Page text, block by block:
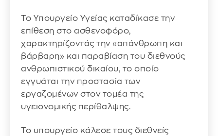
Το Υπουργείο Υγείας καταδίκασε την
επίθεση στο ασθενοφόρο,
χαρακτηρίζοντάς την «απάνθρωπη και
βάρβαρη» και παραβίαση του διεθνούς
ανθρωπιστικού δικαίου, το οποίο
εγγυάται την προστασία των
εργαζομένων στον τομέα της
υγειονομικής περίθαλψης.
Το υπουργείο κάλεσε τους διεθνείς